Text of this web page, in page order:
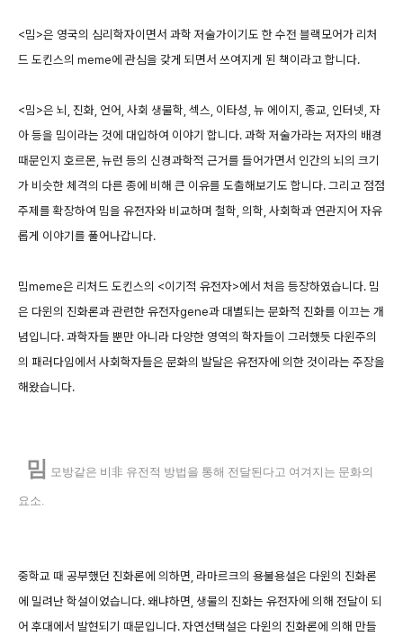
<밈>은 영국의 심리학자이면서 과학 저술가이기도 한 수전 블랙모어가 리처
드 도킨스의 meme에 관심을 갖게 되면서 쓰여지게 된 책이라고 합니다.
<밈>은 뇌, 진화, 언어, 사회 생물학, 섹스, 이타성, 뉴 에이지, 종교, 인터넷, 자
아 등을 밈이라는 것에 대입하여 이야기 합니다. 과학 저술가라는 저자의 배경
때문인지 호르몬, 뉴런 등의 신경과학적 근거를 들어가면서 인간의 뇌의 크기
가 비슷한 체격의 다른 종에 비해 큰 이유를 도출해보기도 합니다. 그리고 점점
주제를 확장하여 밈을 유전자와 비교하며 철학, 의학, 사회학과 연관지어 자유
롭게 이야기를 풀어나갑니다.
밈meme은 리처드 도킨스의 <이기적 유전자>에서 처음 등장하였습니다. 밈
은 다윈의 진화론과 관련한 유전자gene과 대별되는 문화적 진화를 이끄는 개
념입니다. 과학자들 뿐만 아니라 다양한 영역의 학자들이 그러했듯 다윈주의
의 패러다임에서 사회학자들은 문화의 발달은 유전자에 의한 것이라는 주장을
해왔습니다.
밈 모방같은 비非 유전적 방법을 통해 전달된다고 여겨지는 문화의
요소.
중학교 때 공부했던 진화론에 의하면, 라마르크의 용불용설은 다윈의 진화론
에 밀려난 학설이었습니다. 왜냐하면, 생물의 진화는 유전자에 의해 전달이 되
어 후대에서 발현되기 때문입니다. 자연선택설은 다윈의 진화론에 의해 만들